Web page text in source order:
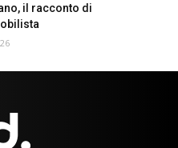
il racconto di